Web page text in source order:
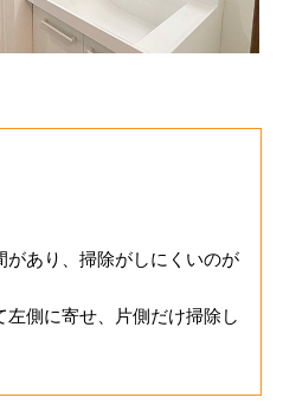
があり、掃除がしにくいのが
側に寄せ、片側だけ掃除し